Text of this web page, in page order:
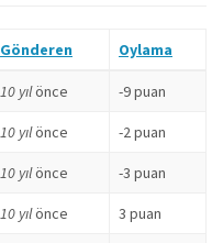
Gönderen Oylama
10 yılönce -9 puan
10 yılönce -2 puan
10 yılönce -3 puan
10 yılönce 3 puan